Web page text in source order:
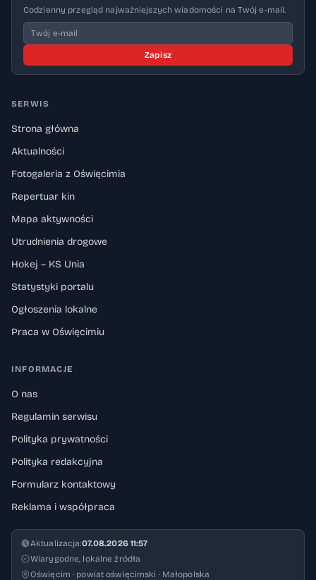
Codzienny przegląd najważniejszych wiadomości na Twój e-mail.
Zapisz
SERWIS
Strona główna
Aktualności
Fotogaleria z Oświęcimia
Repertuar kin
Mapa aktywności
Utrudnienia drogowe
Hokej – KS Unia
Statystyki portalu
Ogłoszenia lokalne
Praca w Oświęcimiu
INFORMACJE
O nas
Regulamin serwisu
Polityka prywatności
Polityka redakcyjna
Formularz kontaktowy
Reklama i współpraca
Aktualizacja:07.08.2026 11:57
Wiarygodne, lokalne źródła
Oświęcim · powiat oświęcimski · Małopolska